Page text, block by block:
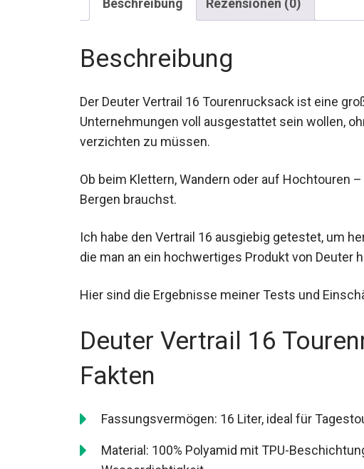
Beschreibung
Der Deuter Vertrail 16 Tourenrucksack ist eine
Unternehmungen voll ausgestattet sein wollen,
verzichten zu müssen.
Ob beim Klettern, Wandern oder auf Hochtouren
den Bergen brauchst.
Ich habe den Vertrail 16 ausgiebig getestet, um
erfüllt, die man an ein hochwertiges Produkt von
Hier sind die Ergebnisse meiner Tests und
Deuter Vertrail 16
Fakten
Fassungsvermögen: 16 Liter, ideal für
Material: 100% Polyamid mit TPU-